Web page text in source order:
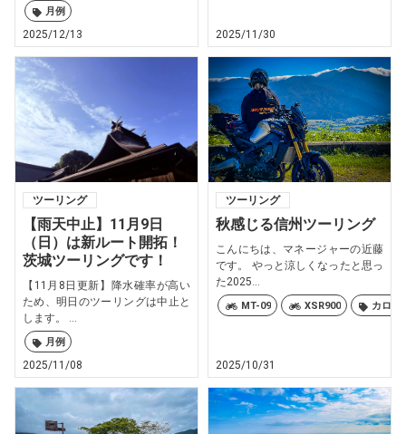
月例
2025/12/13 2025/11/30
ツーリング
【雨天中止】11月9日
（日）は新ルート開拓！
茨城ツーリングです！
【11月8日更新】降水確率が高い
ため、明日のツーリングは中止と
します。 ...
月例
2025/11/08
ツーリング
秋感じる信州ツーリング
こんにちは、マネージャーの近藤
です。 やっと涼しくなったと思っ
た2025...
MT-09 XSR900 カロリ
2025/10/31